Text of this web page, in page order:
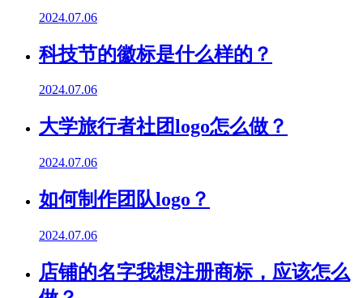
2024.07.06
科技节的徽标是什么样的？
2024.07.06
大学旅行者社团logo怎么做？
2024.07.06
如何制作团队logo？
2024.07.06
店铺的名字我想注册商标，应该怎么